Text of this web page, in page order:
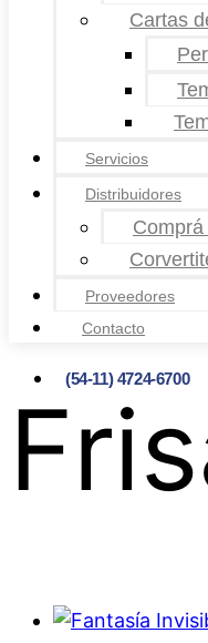
Cartas
Servicios
Distribuidores
Comprá
Proveedores
Contacto
(54-11) 4724-6700